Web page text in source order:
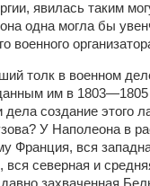
явилась таким
одна могла бы
военного
толк в военном
им в 1803—1805
создание этого
У Наполеона в
Франция, вся
северная и